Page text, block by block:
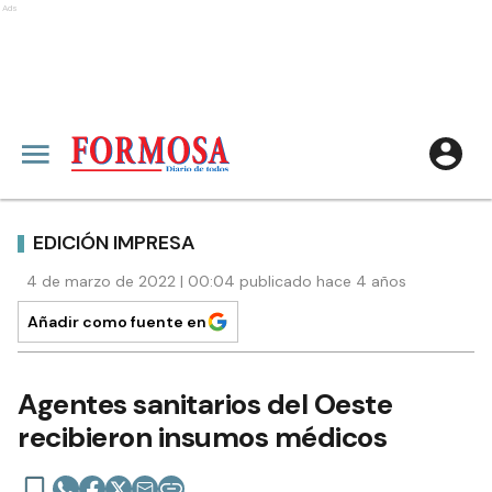
Ads
EDICIÓN IMPRESA
4 de marzo de 2022 | 00:04 publicado hace 4 años
Añadir como fuente en
Agentes sanitarios del Oeste
recibieron insumos médicos